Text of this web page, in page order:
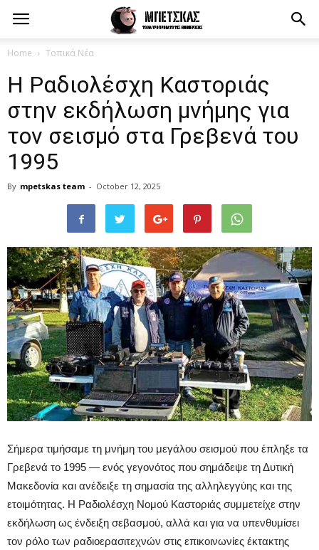
Home Τοπικά Νέα
Η Ραδιολέσχη Καστοριάς
στην εκδήλωση μνήμης για
τον σεισμό στα Γρεβενά του
1995
By mpetskas team - October 12, 2025
Σήμερα τιμήσαμε τη μνήμη του μεγάλου σεισμού που έπληξε τα
Γρεβενά το 1995 — ενός γεγονότος που σημάδεψε τη Δυτική
Μακεδονία και ανέδειξε τη σημασία της αλληλεγγύης και της
ετοιμότητας. Η Ραδιολέσχη Νομού Καστοριάς συμμετείχε στην
εκδήλωση ως ένδειξη σεβασμού, αλλά και για να υπενθυμίσει
τον ρόλο των ραδιοερασιτεχνών στις επικοινωνίες έκτακτης